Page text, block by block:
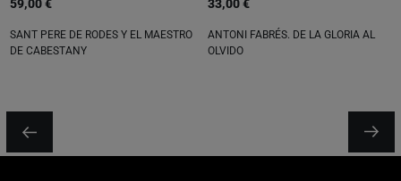
SANT PERE DE RODES Y EL MAESTRO
DE CABESTANY
ANTONI FABRÉS. DE LA GLORIA AL
OLVIDO